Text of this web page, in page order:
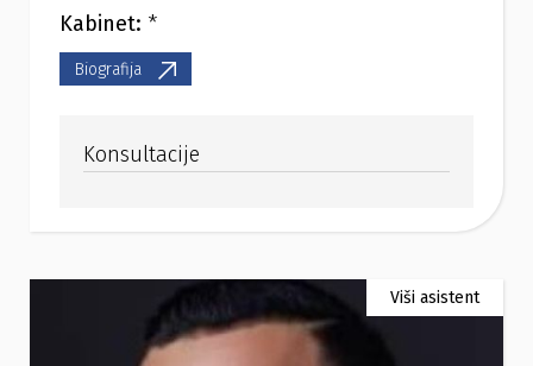
Kabinet: *
Biografija
Konsultacije
Viši asistent